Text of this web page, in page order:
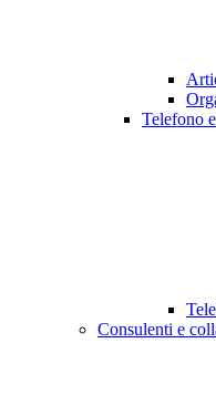
Telefono
Consulenti e